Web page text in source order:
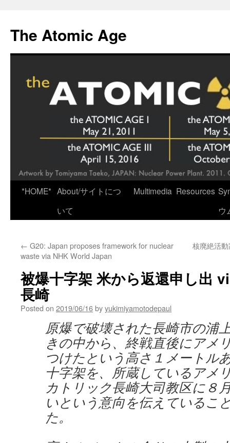
content
The Atomic Age
*HOME* About/サイトにつ
いて
Multimedia Resources
ウ
← G20: Japan proposes framework for nuclear
waste via NHK World Japan
核廃絶活
被爆十字架 米から返還申し出
長崎
Posted on 2019/06/16byyukimiyamotodepaul
原爆で破壊された長崎市の浦
きの中から、終戦直後にアメ
つけたという高さ１メートル
十字架を、所蔵しているアメ
カトリック長崎大司教区に８
いという意向を伝えているこ
た。